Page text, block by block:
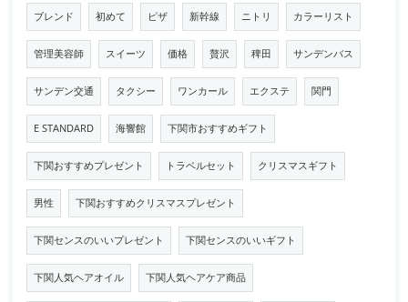
ブレンド 初めて ピザ 新幹線 ニトリ カラーリスト
管理美容師 スイーツ 価格 贅沢 稗田 サンデンバス
サンデン交通 タクシー ワンカール エクステ 関門
E STANDARD 海響館 下関市おすすめギフト
下関おすすめプレゼント トラベルセット クリスマスギフト
男性 下関おすすめクリスマスプレゼント
下関センスのいいプレゼント 下関センスのいいギフト
下関人気ヘアオイル 下関人気ヘアケア商品